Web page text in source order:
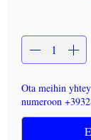
Ota meihin
numeroon